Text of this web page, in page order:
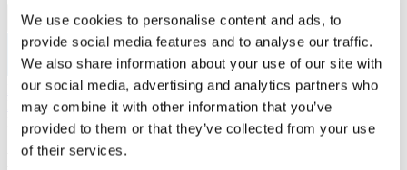
We use cookies to personalise content and ads, to
provide social media features and to analyse our traffic.
We also share information about your use of our site with
our social media, advertising and analytics partners who
may combine it with other information that you’ve
provided to them or that they’ve collected from your use
of their services.
Menu
Menu
Domů /
Poradna/
Hydroizolace
Hydroizolace